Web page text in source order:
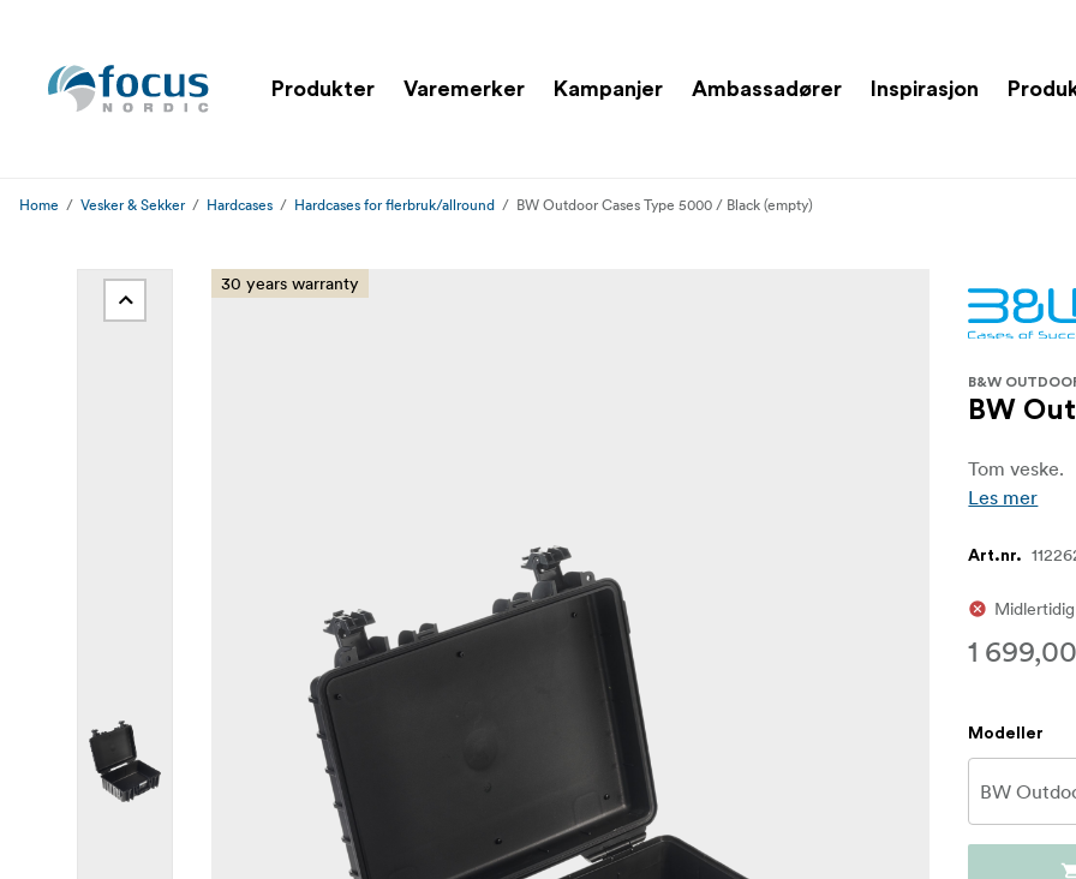
Produkter Varemerker Kampanjer Ambassadører Inspirasjon
Home Vesker & Sekker Hardcases Hardcases for flerbruk/allround BW Outdoor Cases Type 5000 / Black (empty)
30 years warranty
B&W
BW
Tom veske.
Les mer
Art.nr.
1
Modeller